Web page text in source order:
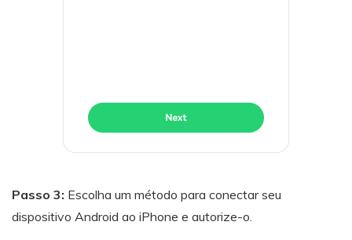
Passo 3: Escolha um método para conectar seu
dispositivo Android ao iPhone e autorize-o.